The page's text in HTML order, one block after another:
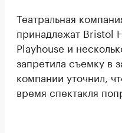
Театральная
принадлежат Bristol
Playhouse и
запретила съемку в
компании уточнил,
время спектакля